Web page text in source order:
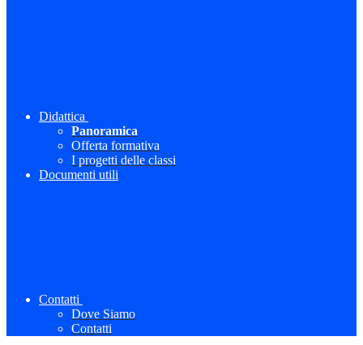
Didattica
Panoramica
Offerta formativa
I progetti delle classi
Documenti utili
Contatti
Dove Siamo
Contatti